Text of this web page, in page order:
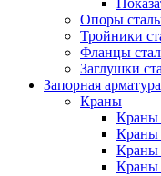
Опоры
Тройники
Фланцы
Заглушки
Запорная
Краны
Краны
Краны
Краны
Краны